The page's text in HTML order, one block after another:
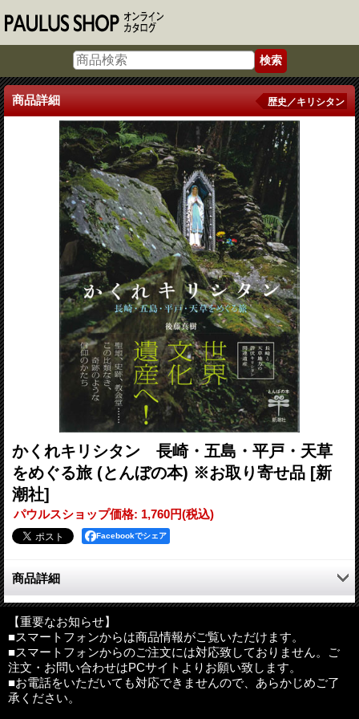
商品詳細 歴史／キリシタン
かくれキリシタン 長崎・五島・平戸・天草
をめぐる旅 (とんぼの本) ※お取り寄せ品 [新
潮社]
パウルスショップ価格: 1,760円(税込)
Facebookでシェア
商品詳細
受難の歴史をのりこえて400年、密かに脈々と信仰を伝えてきた
「かくれキリシタン」。美しくも厳しき自然の中で、暮らしに根
づいた独自の祈りのかたちを守り育んできた人々を訪ね、貴重な
証言とともに、その聖地や史跡を丹念にたどる。各地に残る小さ
な聖堂も数多紹介。2018年登録予定の世界文化遺産をめぐるガイ
ドとしても必携の書。
【重要なお知らせ】
■スマートフォンからは商品情報がご覧いただけます。
■スマートフォンからのご注文には対応致しておりません。ご
注文・お問い合わせはPCサイトよりお願い致します。
■お電話をいただいても対応できませんので、あらかじめご了
承ください。